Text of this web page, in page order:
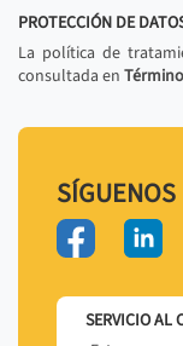
PROTECCIÓN DE
La política de
consultada en
SÍGUENOS
SERVICIO AL